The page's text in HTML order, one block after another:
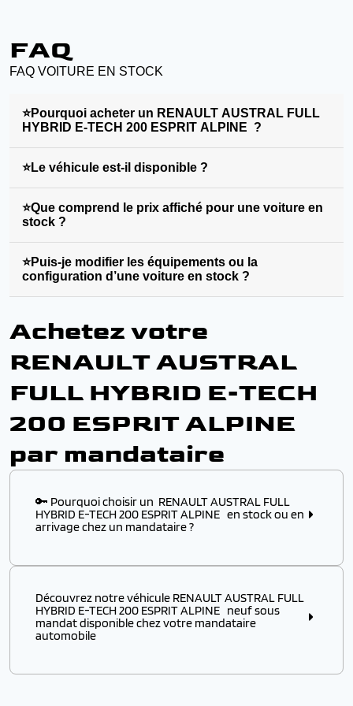
FAQ
FAQ VOITURE EN STOCK
⭐Pourquoi acheter un RENAULT AUSTRAL FULL
HYBRID E-TECH 200 ESPRIT ALPINE ?
⭐Le véhicule est-il disponible ?
⭐Que comprend le prix affiché pour une voiture en
stock ?
⭐Puis-je modifier les équipements ou la
configuration d’une voiture en stock ?
Achetez votre
RENAULT AUSTRAL
FULL HYBRID E-TECH
200 ESPRIT ALPINE
par mandataire
🔑 Pourquoi choisir un RENAULT AUSTRAL FULL
HYBRID E-TECH 200 ESPRIT ALPINE en stock ou en
arrivage chez un mandataire ?
Choisir ce modèleen stockouen arrivagechez un
✔️ D’obtenir unmodèle disponible immédiatement
sans attendre plusieurs mois de délai usine
distributeurs européens
Découvrez notre véhicule RENAULT AUSTRAL FULL
HYBRID E-TECH 200 ESPRIT ALPINE neuf sous
mandat disponible chez votre mandataire
automobile
Découvrez notre véhicule RENAULT AUSTRAL FULL